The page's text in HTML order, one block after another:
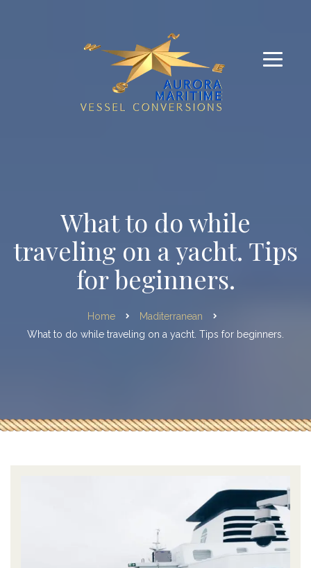
What to do while
traveling on a yacht. Tips
for beginners.
Home
Maditerranean
What to do while traveling on a yacht. Tips for beginners.